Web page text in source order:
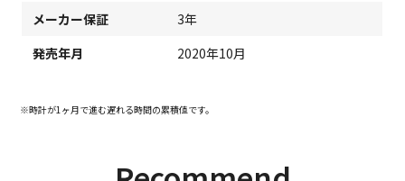
メーカー保証
3年
発売年月
2020年10月
※時計が1ヶ月で進む遅れる時間の累積値です。